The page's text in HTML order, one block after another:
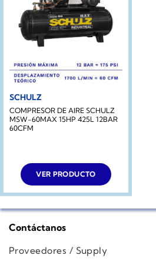
SCHULZ
COMPRESOR DE AIRE SCHULZ
MSW-60MAX 15HP 425L 12BAR
60CFM
VER PRODUCTO
Contáctanos
Proveedores / Supply